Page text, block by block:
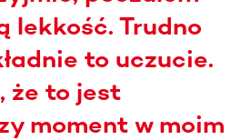
lekkość. Trudno
to uczucie.
że to jest
moment w moim